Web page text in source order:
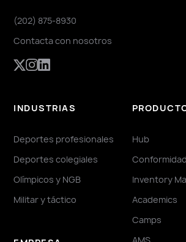
(202) 875-8930
Contacta con nosotros
INDUSTRIAS
Deportes profesionales
Deportes colegiales
Olímpicos y NGB
Militar y táctico
Hub
Conformidad
Inventory
Academics
Camps